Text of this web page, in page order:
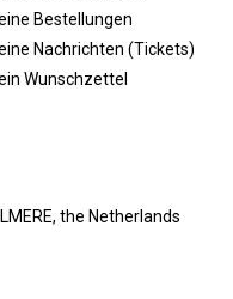
Bestellungen
Nachrichten (Tickets)
Wunschzettel
the Netherlands